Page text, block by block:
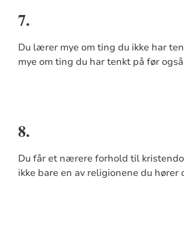
7.
Du lærer mye om ting du ikke har
mye om ting du har tenkt på før
8.
Du får et nærere forhold til
ikke bare en av religionene du hører